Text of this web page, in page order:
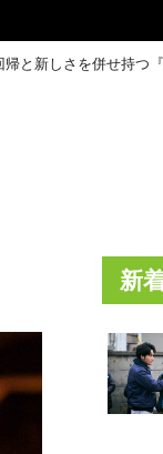
と新しさを併せ持つ
新